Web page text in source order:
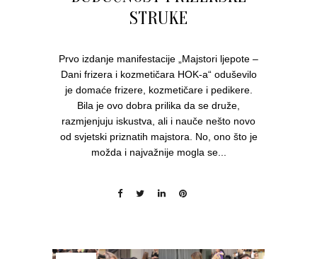
STRUKE
Prvo izdanje manifestacije „Majstori ljepote –
Dani frizera i kozmetičara HOK-a“ oduševilo
je domaće frizere, kozmetičare i pedikere.
Bila je ovo dobra prilika da se druže,
razmjenjuju iskustva, ali i nauče nešto novo
od svjetski priznatih majstora. No, ono što je
možda i najvažnije mogla se...